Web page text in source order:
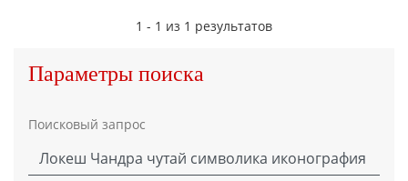
1 - 1 из 1 результатов
Параметры поиска
Поисковый запрос